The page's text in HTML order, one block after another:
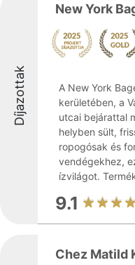
Díjazottak
New York
A New York
kerületében, a
utcai bejárattal
helyben sült,
ropogósak és
vendégekhez,
ízvilágot.
9.1
Chez Matild